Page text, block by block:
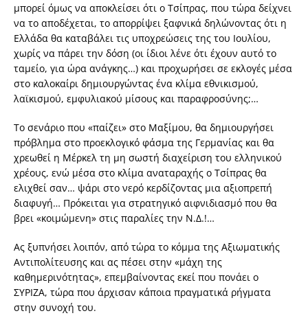
μπορεί όμως να αποκλείσει ότι ο Τσίπρας, που τώρα δείχνει
να το αποδέχεται, το απορρίψει ξαφνικά δηλώνοντας ότι η
Ελλάδα θα καταβάλει τις υποχρεώσεις της του Ιουλίου,
χωρίς να πάρει την δόση (οι ίδιοι λένε ότι έχουν αυτό το
ταμείο, για ώρα ανάγκης…) και προχωρήσει σε εκλογές μέσα
στο καλοκαίρι δημιουργώντας ένα κλίμα εθνικισμού,
λαϊκισμού, εμφυλιακού μίσους και παραφροσύνης;…
Το σενάριο που «παίζει» στο Μαξίμου, θα δημιουργήσει
πρόβλημα στο προεκλογικό φάσμα της Γερμανίας και θα
χρεωθεί η Μέρκελ τη μη σωστή διαχείριση του ελληνικού
χρέους, ενώ μέσα στο κλίμα αναταραχής ο Τσίπρας θα
ελιχθεί σαν… ψάρι στο νερό κερδίζοντας μια αξιοπρεπή
διαφυγή… Πρόκειται για στρατηγικό αιφνιδιασμό που θα
βρει «κοιμώμενη» στις παραλίες την Ν.Δ.!…
Ας ξυπνήσει λοιπόν, από τώρα το κόμμα της Αξιωματικής
Αντιπολίτευσης και ας πέσει στην «μάχη της
καθημερινότητας», επεμβαίνοντας εκεί που πονάει ο
ΣΥΡΙΖΑ, τώρα που άρχισαν κάποια πραγματικά ρήγματα
στην συνοχή του.